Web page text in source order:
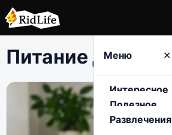
Меню ✕
Интересное
Полезное
Развлечения
Питание детей